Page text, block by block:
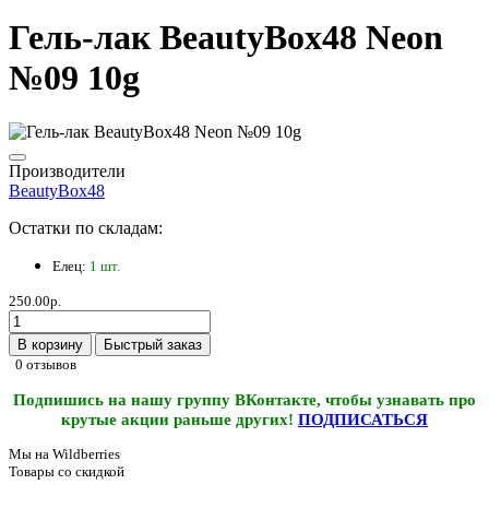
Гель-лак BeautyBox48 Neon
№09 10g
Производители
BeautyBox48
Остатки по складам:
Елец: 1 шт.
250.00р.
В корзину
Быстрый заказ
0 отзывов
Подпишись на нашу группу ВКонтакте, чтобы узнавать про
крутые акции раньше других! ПОДПИСАТЬСЯ
Мы на Wildberries
Товары со скидкой